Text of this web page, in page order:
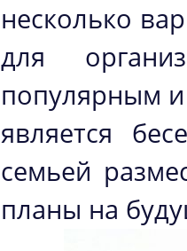
несколько
для
популярным
является
семьей
планы на